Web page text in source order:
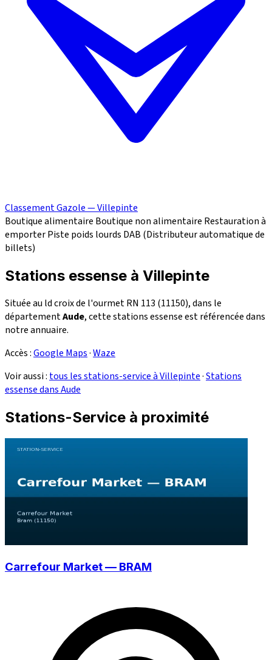
Classement Gazole — Villepinte
Boutique alimentaire Boutique non alimentaire Restauration à
emporterPiste poids lourds DAB (Distributeur automatique de
billets)
Stations essense à Villepinte
Située au ld croix de l'ourmet RN 113 (11150), dans le
départementAude, cette stations essense est référencée dans
notre annuaire.
Accès :Google Maps·Waze
Voir aussi : tous les stations-service à Villepinte·Stations
essense dans Aude
Stations-Service à proximité
Carrefour Market — BRAM